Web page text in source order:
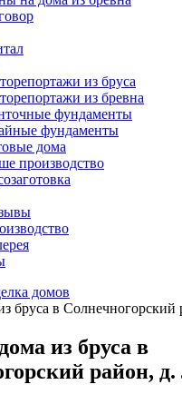
из бруса
из бревна
фундаменты
фундаменты
дома
производство
домов
бруса в
из бруса в
район,